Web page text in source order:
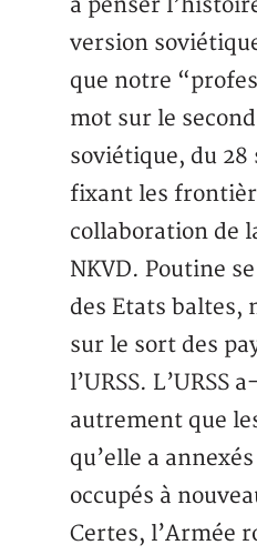
à penser
version
que notre
mot sur le
soviétique, du 28
fixant les
collaboration de
NKVD. Poutine
des Etats baltes,
sur le sort des
l’URSS.
autrement que
qu’elle a
occupés à
Certes, l’Armée